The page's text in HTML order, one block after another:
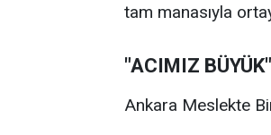
tam manasıyla
"ACIMIZ BÜYÜK"
Ankara Meslekte